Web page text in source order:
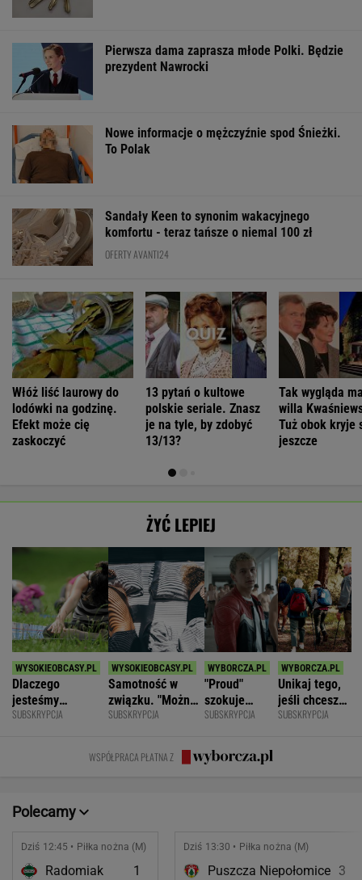
Pierwsza dama zaprasza młode Polki. Będzie
prezydent Nawrocki
Nowe informacje o mężczyźnie spod Śnieżki.
To Polak
Sandały Keen to synonim wakacyjnego
komfortu - teraz tańsze o niemal 100 zł
OFERTY AVANTI24
Włóż liść laurowy do
lodówki na godzinę.
Efekt może cię
zaskoczyć
13 pytań o kultowe
polskie seriale. Znasz
je na tyle, by zdobyć
13/13?
Tak wygląda
willa
Tuż obok kryje
jeszcze
ŻYĆ LEPIEJ
Dlaczego
jesteśmy
permanentnie
SUBSKRYPCJA
Samotność w
związku. "Można
być kochaną i
się samotną"
SUBSKRYPCJA
"Proud"
szokuje
odważnymi
Rozmawiamy
z twórcami
SUBSKRYPCJA
Unikaj tego,
jeśli chcesz
znacznie
SUBSKRYPCJA
WSPÓŁPRACA PŁATNA Z
Polecamy
Dziś 12:45 • Piłka nożna (M)
Radomiak
1
Dziś 13:30 • Piłka nożna (M)
Puszcza Niepołomice 3